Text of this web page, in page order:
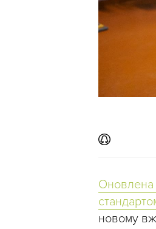
Оновлена
новому